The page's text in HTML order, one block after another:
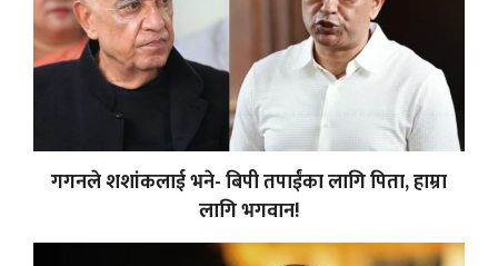
गगनले शशांकलाई भने- बिपी तपाईंका लागि पिता, हाम्रा
लागि भगवान!